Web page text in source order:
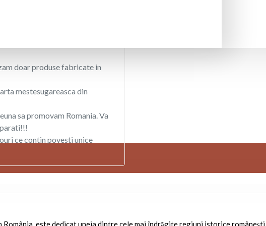
doar produse fabricate in
mestesugareasca din
sa promovam Romania. Va
ce contin povesti unice
România, este dedicat uneia dintre cele mai îndrăgite regiuni istorice